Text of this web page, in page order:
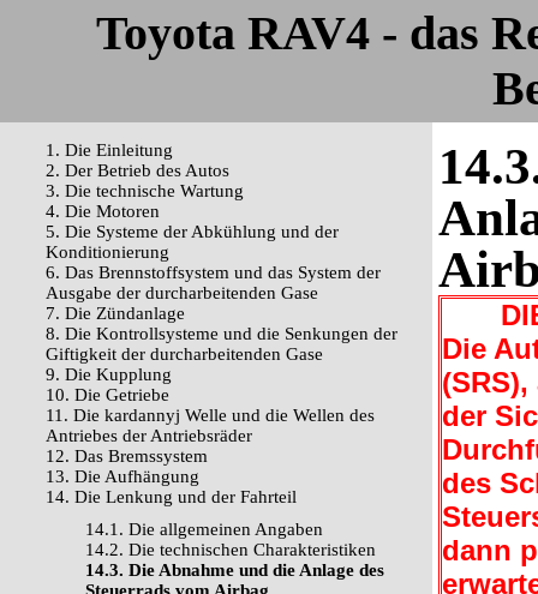
Toyota RAV4 - das
1. Die Einleitung
2. Der Betrieb des Autos
3. Die technische Wartung
4. Die Motoren
5. Die Systeme der Abkühlung und der
Konditionierung
6. Das Brennstoffsystem und das System der
Ausgabe der durcharbeitenden Gase
7. Die Zündanlage
8. Die Kontrollsysteme und die Senkungen der
Giftigkeit der durcharbeitenden Gase
9. Die Kupplung
10. Die Getriebe
11. Die kardannyj Welle und die Wellen des
Antriebes der Antriebsräder
12. Das Bremssystem
13. Die Aufhängung
14. Die Lenkung und der Fahrteil
14.1. Die allgemeinen Angaben
14.2. Die technischen Charakteristiken
14.3. Die Abnahme und die Anlage des
DIE
Die
der
des
dann